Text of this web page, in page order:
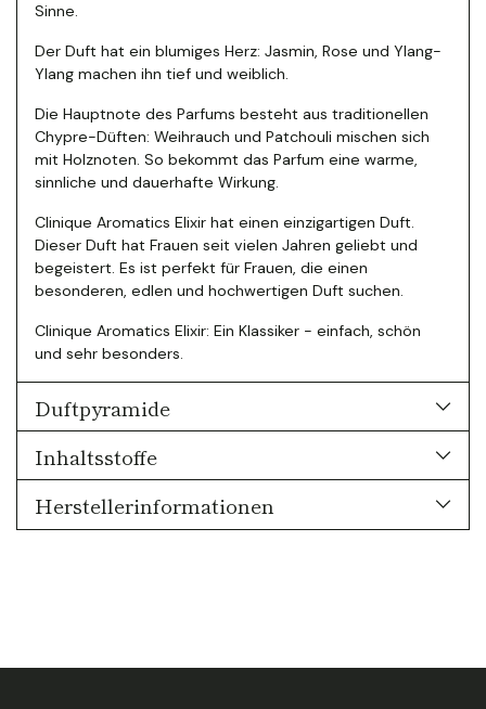
Sinne.
Der Duft hat ein blumiges Herz: Jasmin, Rose und Ylang-
Ylang machen ihn tief und weiblich.
Die Hauptnote des Parfums besteht aus traditionellen
Chypre-Düften: Weihrauch und Patchouli mischen sich
mit Holznoten. So bekommt das Parfum eine warme,
sinnliche und dauerhafte Wirkung.
Clinique Aromatics Elixir hat einen einzigartigen Duft.
Dieser Duft hat Frauen seit vielen Jahren geliebt und
begeistert. Es ist perfekt für Frauen, die einen
besonderen, edlen und hochwertigen Duft suchen.
Clinique Aromatics Elixir: Ein Klassiker - einfach, schön
und sehr besonders.
Duftpyramide
Inhaltsstoffe
Herstellerinformationen